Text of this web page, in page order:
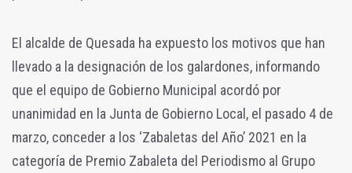
El alcalde de Quesada ha expuesto los motivos que han
llevado a la designación de los galardones, informando
que el equipo de Gobierno Municipal acordó por
unanimidad en la Junta de Gobierno Local, el pasado 4 de
marzo, conceder a los ‘Zabaletas del Año’ 2021 en la
categoría de Premio Zabaleta del Periodismo al Grupo